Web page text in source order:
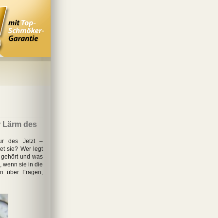
Lärm des
des Jetzt –
sie? Wer legt
und was
wenn sie in die
über Fragen,